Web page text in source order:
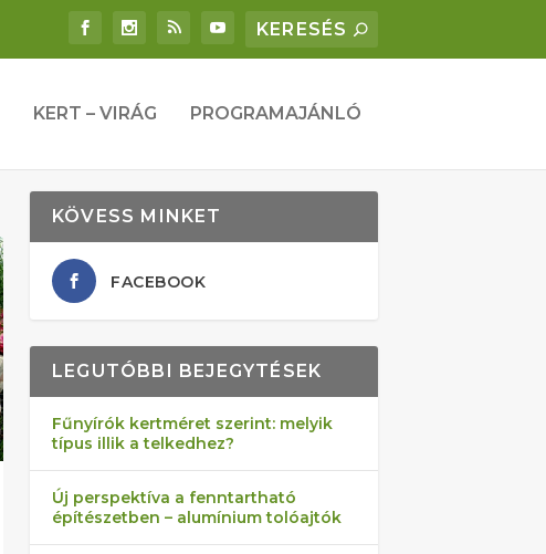
KERT – VIRÁG PROGRAMAJÁNLÓ
KÖVESS MINKET
FACEBOOK
LEGUTÓBBI BEJEGYTÉSEK
Fűnyírók kertméret szerint: melyik
típus illik a telkedhez?
Új perspektíva a fenntartható
építészetben – alumínium tolóajtók